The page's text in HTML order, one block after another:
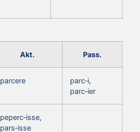
Akt. Pass.
parcere
parc‑i,
parc‑ier
peperc‑isse,
pars‑isse